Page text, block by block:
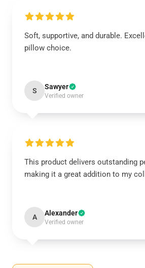
Soft, supportive, and durable.
pillow choice.
S Sawyer
Verified owner
This product delivers outstanding
making it a great addition to my
A Alexander
Verified owner